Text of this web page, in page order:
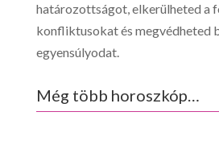
határozottságot, elkerülheted a
konfliktusokat és megvédheted
egyensúlyodat.
Még több horoszkóp…